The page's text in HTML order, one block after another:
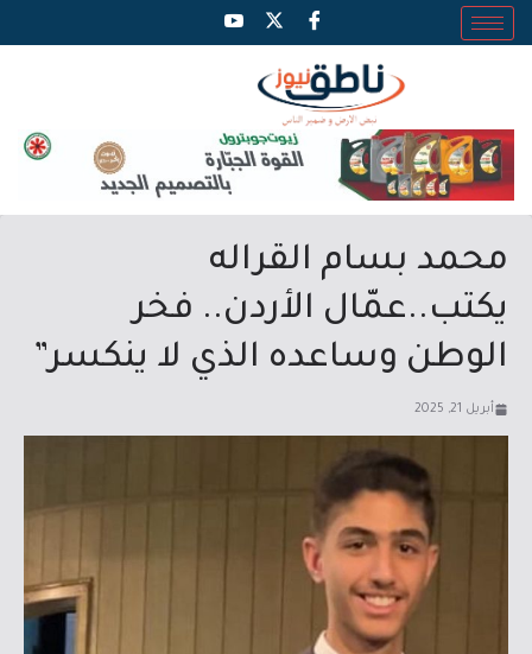
محمد بسام القراله
يكتب..عمّال الأردن.. فخر
الوطن وساعده الذي لا ينكسر”
أبريل 21, 2025